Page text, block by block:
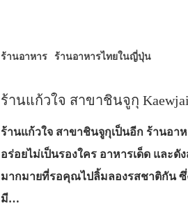
ร้านอาหาร ร้านอาหารไทยในญี่ปุ่น
ร้านแก้วใจ สาขาชินจูกุ Kaewjai
ร้านแก้วใจ สาขาชินจูกุเป็นอีก ร้านอา
อร่อยไม่เป็นรองใคร อาหารเด็ด และ
มากมายที่รอคุณไปลิ้มลองรสชาติกัน ซึ่
มี…